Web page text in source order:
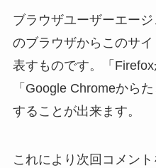
ブラウザユーザーエー
のブラウザからこのサ
表すものです。「Firefox
「Google Chromeから
することが出来ます。
これにより次回コメン